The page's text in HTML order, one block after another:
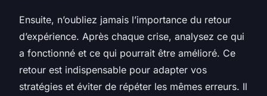
Ensuite, n’oubliez jamais l’importance du retour
d’expérience. Après chaque crise, analysez ce qui
a fonctionné et ce qui pourrait être amélioré. Ce
retour est indispensable pour adapter vos
stratégies et éviter de répéter les mêmes erreurs. Il